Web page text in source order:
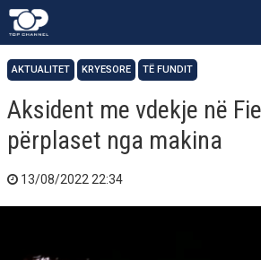
AKTUALITET KRYESORE TË FUNDIT
Aksident me vdekje në
përplaset nga makina
13/08/2022 22:34